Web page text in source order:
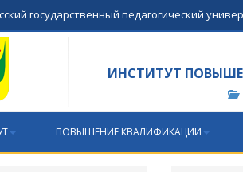
государственный педагогический
ИНСТИТУТ
ПОВЫШЕНИЕ КВАЛИФИКАЦИИ